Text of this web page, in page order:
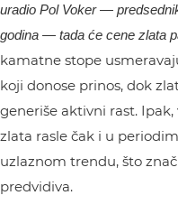
uradio Pol Voker —
godina — tada će cene zlata
kamatne stope
koji donose prinos, dok
generiše aktivni rast.
zlata rasle čak i u
uzlaznom trendu, što
predvidiva.